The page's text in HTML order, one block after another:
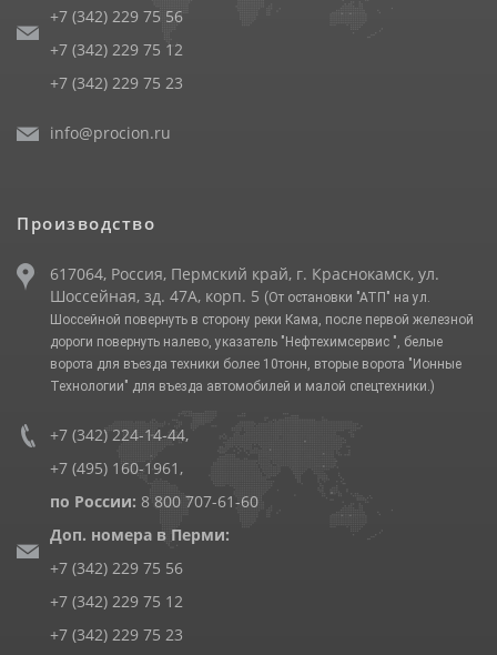
+7 (342) 229 75 56
+7 (342) 229 75 12
+7 (342) 229 75 23
info@procion.ru
Производство
617064, Россия, Пермский край, г. Краснокамск, ул.
Шоссейная, зд. 47А, корп. 5 (От остановки "АТП" на ул.
Шоссейной повернуть в сторону реки Кама, после первой железной
дороги повернуть налево, указатель "Нефтехимсервис ", белые
ворота для въезда техники более 10тонн, вторые ворота "Ионные
Технологии" для въезда автомобилей и малой спецтехники.)
+7 (342) 224-14-44,
+7 (495) 160-1961 ,
по России: 8 800 707-61-60
Доп. номера в Перми:
+7 (342) 229 75 56
+7 (342) 229 75 12
+7 (342) 229 75 23